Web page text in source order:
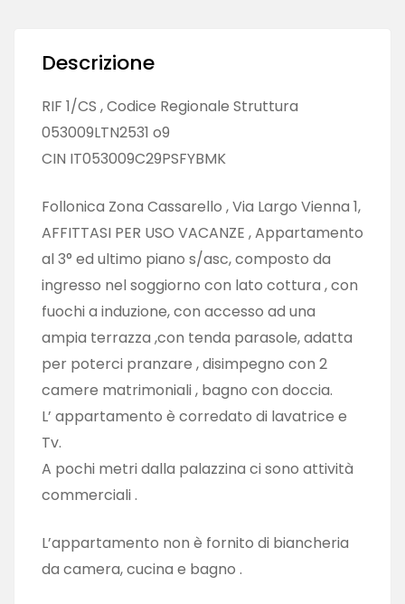
Descrizione
RIF 1/CS , Codice Regionale Struttura
053009LTN2531 o9
CIN IT053009C29PSFYBMK
Follonica Zona Cassarello , Via Largo Vienna 1,
AFFITTASI PER USO VACANZE , Appartamento
al 3° ed ultimo piano s/asc, composto da
ingresso nel soggiorno con lato cottura , con
fuochi a induzione, con accesso ad una
ampia terrazza ,con tenda parasole, adatta
per poterci pranzare , disimpegno con 2
camere matrimoniali , bagno con doccia.
L’ appartamento è corredato di lavatrice e
Tv.
A pochi metri dalla palazzina ci sono attività
commerciali .
L’appartamento non è fornito di biancheria
da camera, cucina e bagno .